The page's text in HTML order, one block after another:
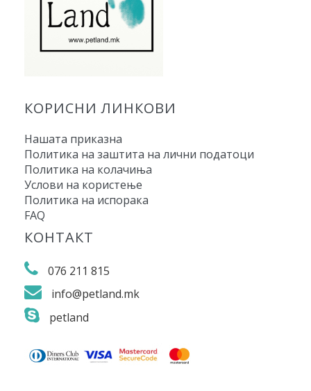
КОРИСНИ ЛИНКОВИ
Нашата приказна
Политика на заштита на лични податоци
Политика на колачиња
Услови на користење
Политика на испорака
FAQ
КОНТАКТ
076 211 815
info@petland.mk
petland